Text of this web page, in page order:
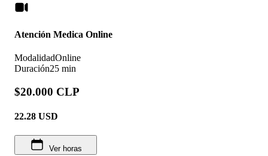
Atención Medica Online
ModalidadOnline
Duración25 min
$20.000 CLP
22.28 USD
Ver horas